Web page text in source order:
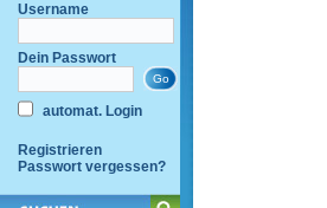
Username
Dein Passwort
automat. Login
Registrieren
Passwort vergessen?